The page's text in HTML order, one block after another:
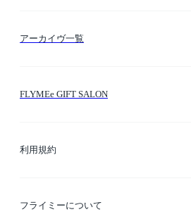
アーカイヴ一覧
FLYMEe GIFT SALON
利用規約
利用規約
フライミーについて